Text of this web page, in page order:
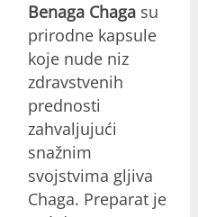
Benaga Chagasu
prirodne kapsule
koje nude niz
zdravstvenih
prednosti
zahvaljujući
snažnim
svojstvima gljiva
Chaga. Preparat je